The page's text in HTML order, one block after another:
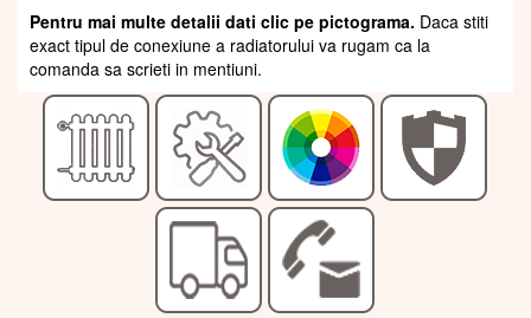
Pentru mai multe detalii dati clic pe pictograma. Daca stiti
exact tipul de conexiune a radiatorului va rugam ca la
comanda sa scrieti in mentiuni.